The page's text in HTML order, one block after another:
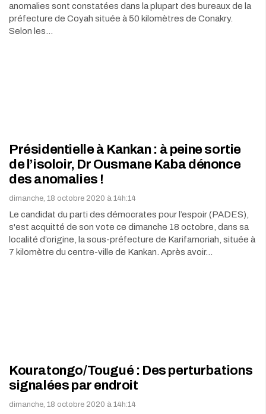
anomalies sont constatées dans la plupart des bureaux de la
préfecture de Coyah située à 50 kilomètres de Conakry.
Selon les…
Présidentielle à Kankan : à peine sortie
de l’isoloir, Dr Ousmane Kaba dénonce
des anomalies !
dimanche, 18 octobre 2020 à 14h:14
Le candidat du parti des démocrates pour l’espoir (PADES),
s'est acquitté de son vote ce dimanche 18 octobre, dans sa
localité d’origine, la sous-préfecture de Karifamoriah, située à
7 kilomètre du centre-ville de Kankan. Après avoir…
Kouratongo/Tougué : Des perturbations
signalées par endroit
dimanche, 18 octobre 2020 à 14h:14